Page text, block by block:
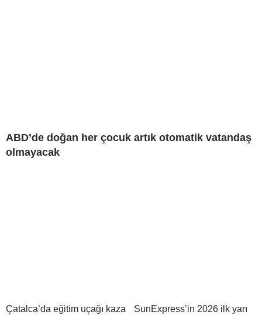
ABD’de doğan her çocuk artık otomatik vatandaş
olmayacak
Çatalca’da eğitim uçağı kaza SunExpress’in 2026 ilk yarı